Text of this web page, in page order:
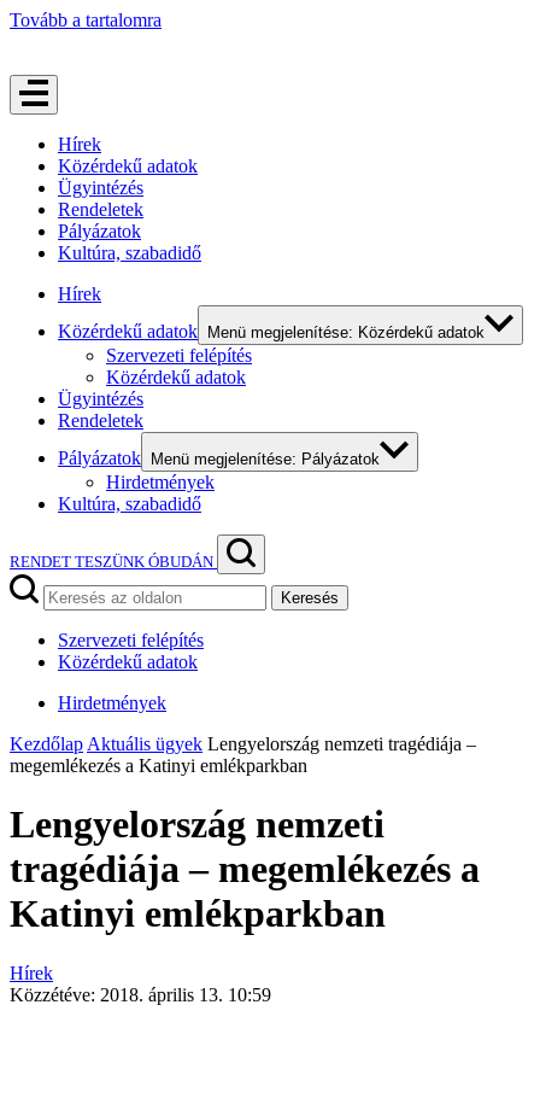
Tovább a tartalomra
Hírek
Közérdekű adatok
Ügyintézés
Rendeletek
Pályázatok
Kultúra, szabadidő
Hírek
Közérdekű adatok
Menü megjelenítése: Közérdekű adatok
Szervezeti felépítés
Közérdekű adatok
Ügyintézés
Rendeletek
Pályázatok
Menü megjelenítése: Pályázatok
Hirdetmények
Kultúra, szabadidő
RENDET TESZÜNK ÓBUDÁN
Keresés
Szervezeti felépítés
Közérdekű adatok
Hirdetmények
Kezdőlap Aktuális ügyek Lengyelország nemzeti tragédiája –
megemlékezés a Katinyi emlékparkban
Lengyelország nemzeti
tragédiája – megemlékezés a
Katinyi emlékparkban
Hírek
Közzétéve: 2018. április 13. 10:59